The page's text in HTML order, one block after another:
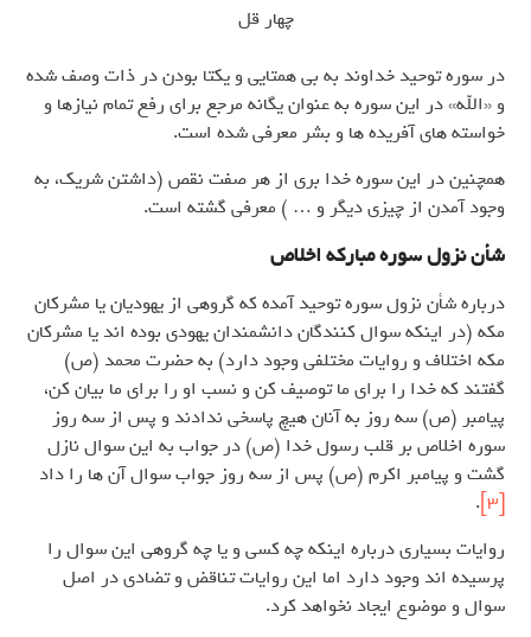
چهار قل
در سوره توحید خداوند به بی همتایی و یکتا بودن در ذات وصف شده
و «الله» در این سوره به عنوان یگانه مرجع برای رفع تمام نیازها و
خواسته های آفریده ها و بشر معرفی شده است.
همچنین در این سوره خدا بری از هر صفت نقص (داشتن شریک، به
وجود آمدن از چیزی دیگر و … ) معرفی گشته است.
شأن نزول سوره مبارکه اخلاص
درباره شأن نزول سوره توحید آمده که گروهی از یهودیان یا مشرکان
مکه (در اینکه سوال کنندگان دانشمندان یهودی بوده اند یا مشرکان
مکه اختلاف و روایات مختلفی وجود دارد) به حضرت محمد (ص)
گفتند که خدا را برای ما توصیف کن و نسب او را برای ما بیان کن،
پیامبر (ص) سه روز به آنان هیچ پاسخی ندادند و پس از سه روز
سوره اخلاص بر قلب رسول خدا (ص) در جواب به این سوال نازل
گشت و پیامبر اکرم (ص) پس از سه روز جواب سوال آن ها را داد
[3]
.
روایات بسیاری درباره اینکه چه کسی و یا چه گروهی این سوال را
پرسیده اند وجود دارد اما این روایات تناقض و تضادی در اصل
سوال و موضوع ایجاد نخواهد کرد.